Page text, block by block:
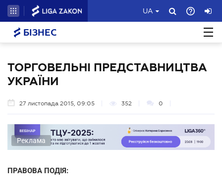
UA
БІЗНЕС
ТОРГОВЕЛЬНІ ПРЕДСТАВНИЦТВА
УКРАЇНИ
27 листопада 2015, 09:05 352 0
Реклама
ПРАВОВА ПОДІЯ: